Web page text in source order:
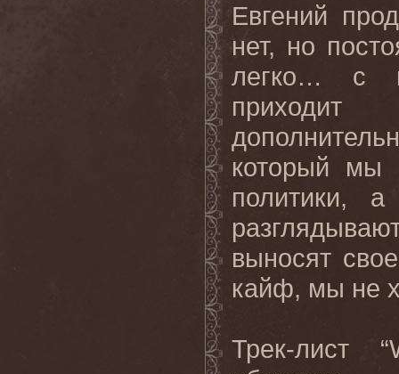
Евгений
нет, но
легко… с
который мы
политики, а
выносят свое
кайф, мы не
Трек-лист “